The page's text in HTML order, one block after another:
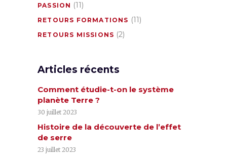
PASSION (11)
RETOURS FORMATIONS (11)
RETOURS MISSIONS (2)
Articles récents
Comment étudie-t-on le système
planète Terre ?
30 juillet 2023
Histoire de la découverte de l’effet
de serre
23 juillet 2023